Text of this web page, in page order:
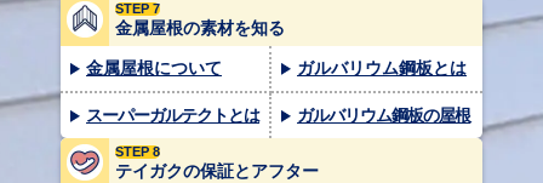
STEP 7
金属屋根の素材を知る
金属屋根について ガルバリウム鋼板とは
スーパーガルテクトとは ガルバリウム鋼板の屋根
STEP 8
テイガクの保証とアフター